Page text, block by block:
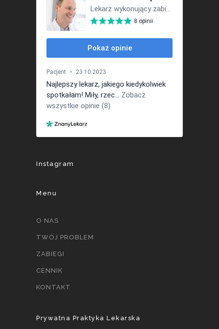
Instagram
Menu
O NAS
TWÓJ PROBLEM
ZABIEGI
CENNIK
KONTAKT
Prywatna Praktyka Lekarska